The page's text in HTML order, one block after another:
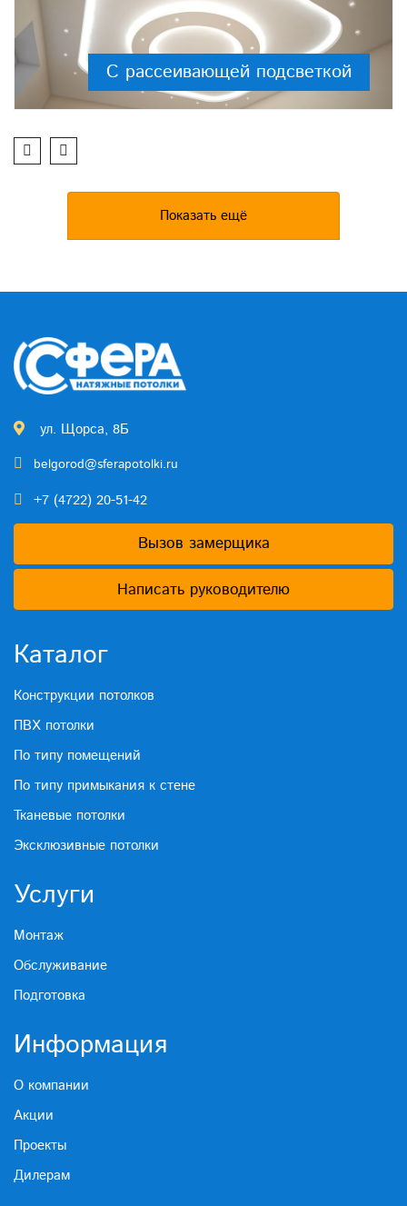
С рассеивающей подсветкой
Показать ещё
ул. Щорса, 8Б
belgorod@sferapotolki.ru
+7 (4722) 20-51-42
Вызов замерщика
Написать руководителю
Каталог
Конструкции потолков
ПВХ потолки
По типу помещений
По типу примыкания к стене
Тканевые потолки
Эксклюзивные потолки
Услуги
Монтаж
Обслуживание
Подготовка
Информация
О компании
Акции
Проекты
Дилерам